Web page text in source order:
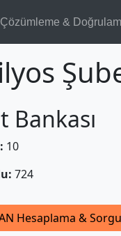
Çözümleme &
Bankası
10
724
Hesaplama &